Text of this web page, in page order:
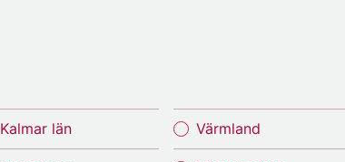
Kalmar län Värmland